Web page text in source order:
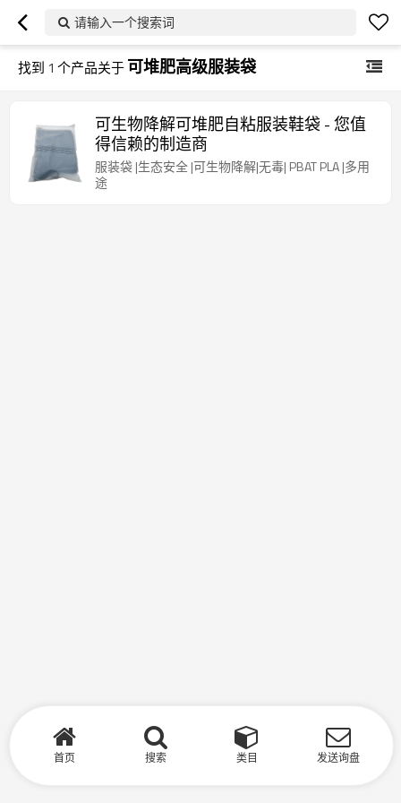
请输入一个搜索词
找到 1 个产品关于可堆肥高级服装袋
可生物降解可堆肥自粘服装鞋袋 - 您值
得信赖的制造商
服装袋 |生态安全 |可生物降解|无毒| PBAT PLA |多用
途
首页 搜索 类目 发送询盘